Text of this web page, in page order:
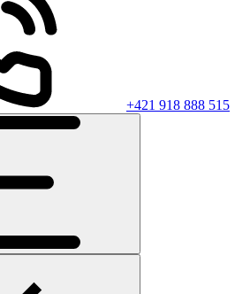
+421 918 888 515